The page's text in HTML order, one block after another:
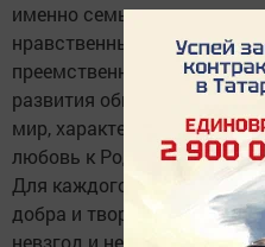
именно семья является
нравственных ценностей и
преемственности
развития общества. В ней
мир, характер, интересы
любовь к Родине,
Для каждого из нас это
добра и творческой